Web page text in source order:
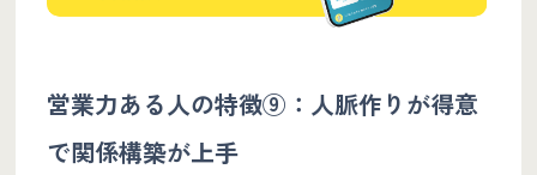
営業力ある人の特徴⑨：人脈作りが得意
で関係構築が上手